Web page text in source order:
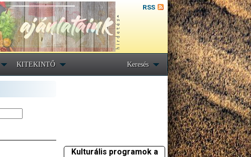
RSS
KITEKINTŐ Keresés
Kulturális programok a